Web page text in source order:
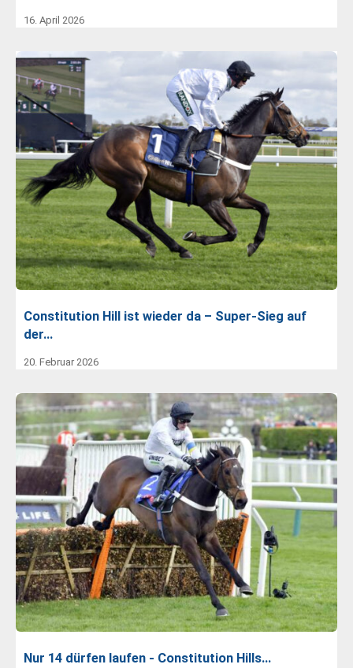
16. April 2026
Constitution Hill ist wieder da – Super-Sieg auf
der…
20. Februar 2026
Nur 14 dürfen laufen - Constitution Hills…